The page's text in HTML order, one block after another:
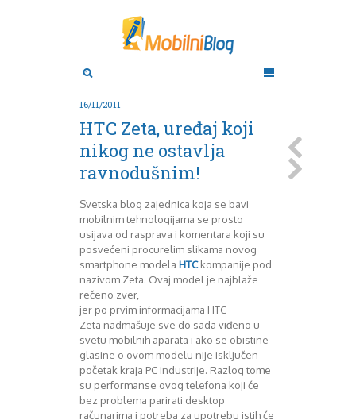
Android
BlackBerry
Igrice
Lenovo
LG
Motorola
Prikaz modela
Samsung
Sony
Testovi modela
Upoređivanje modela
Windows Phone
Novembar 2011
Februar 2012
Juni 2012
Juli 2012
August 2012
Septembar 2012
Oktobar 2012
Januar 2013
Februar 2013
Mart 2013
April 2013
Maj 2013
Juni 2013
16/11/2011
HTC Zeta, uređaj koji
nikog ne ostavlja
ravnodušnim!
Svetska blog zajednica koja se bavi
mobilnim tehnologijama se prosto
usijava od rasprava i komentara koji su
posvećeni procurelim slikama novog
smartphone modela HTCkompanije pod
nazivom Zeta. Ovaj model je najblaže
rečeno zver,
jer po prvim informacijama HTC
Zeta nadmašuje sve do sada viđeno u
svetu mobilnih aparata i ako se obistine
glasine o ovom modelu nije isključen
početak kraja PC industrije. Razlog tome
su performanse ovog telefona koji će
bez problema parirati desktop
računarima i potreba za upotrebu istih će